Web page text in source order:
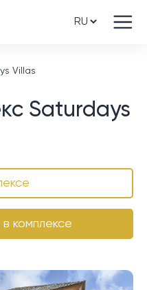
Villas
Saturdays
комплексе